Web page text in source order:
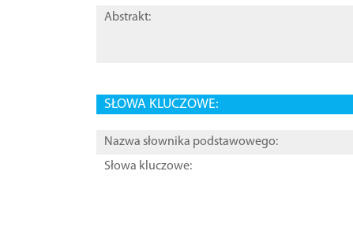
Abstrakt:
SŁOWA KLUCZOWE:
Nazwa słownika podstawowego:
Słowa kluczowe: